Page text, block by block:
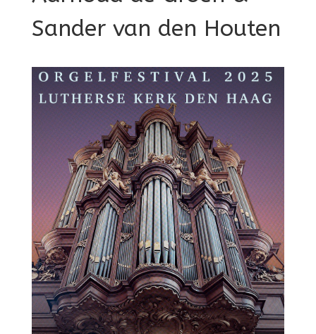
Sander van den Houten